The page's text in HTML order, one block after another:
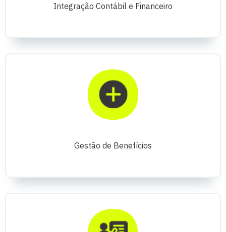
Integração Contábil e Financeiro
Gestão de Benefícios